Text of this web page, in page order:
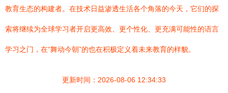
教育生态的构建者。在技术日益渗透生活各个角落的今天，它们的探
索将继续为全球学习者开启更高效、更个性化、更充满可能性的语言
学习之门，在“舞动今朝”的也在积极定义着未来教育的样貌。
更新时间：2026-08-06 12:34:33